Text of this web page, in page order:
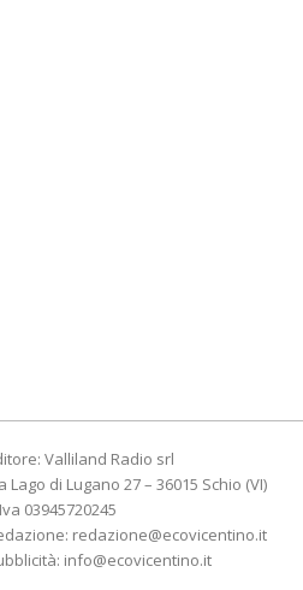
Valliland Radio srl
Lago di Lugano 27 – 36015 Schio (VI)
03945720245
redazione@ecovicentino.it
info@ecovicentino.it